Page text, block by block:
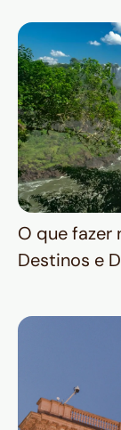
O que fazer
Destinos e